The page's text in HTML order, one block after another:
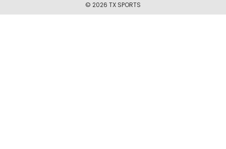
© 2026 TX SPORTS